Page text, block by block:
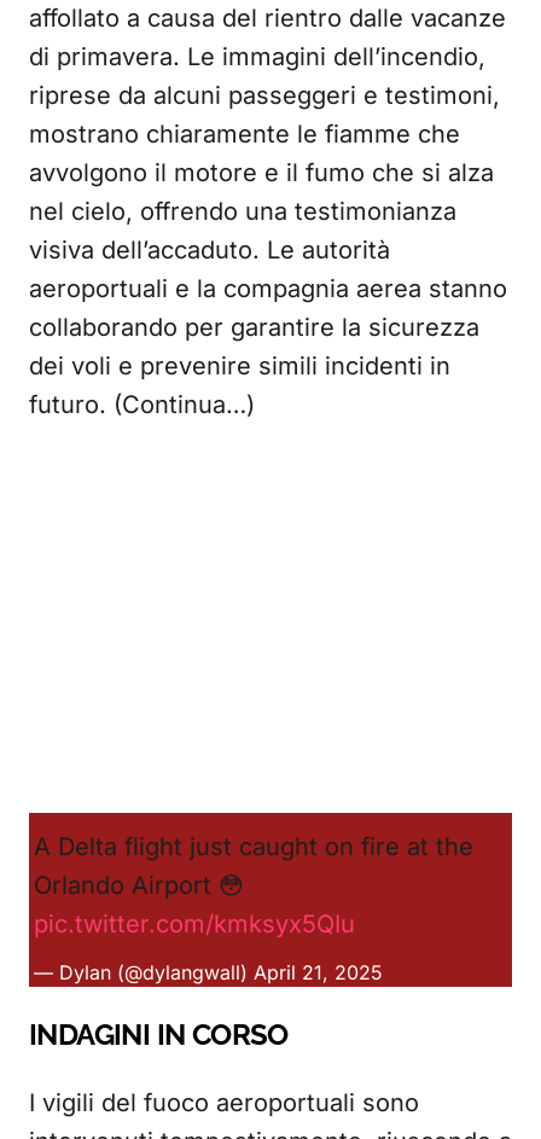
affollato a causa del rientro dalle vacanze
di primavera. Le immagini dell’incendio,
riprese da alcuni passeggeri e testimoni,
mostrano chiaramente le fiamme che
avvolgono il motore e il fumo che si alza
nel cielo, offrendo una testimonianza
visiva dell’accaduto. Le autorità
aeroportuali e la compagnia aerea stanno
collaborando per garantire la sicurezza
dei voli e prevenire simili incidenti in
futuro. (Continua…)
A Delta flight just caught on fire at the
Orlando Airport 😳
pic.twitter.com/kmksyx5QIu
— Dylan (@dylangwall) April 21, 2025
INDAGINI IN CORSO
I vigili del fuoco aeroportuali sono